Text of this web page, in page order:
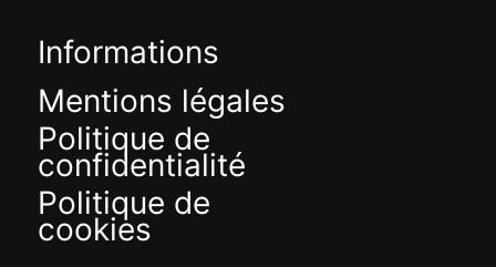
Informations
Mentions légales
Politique de
confidentialité
Politique de
cookies